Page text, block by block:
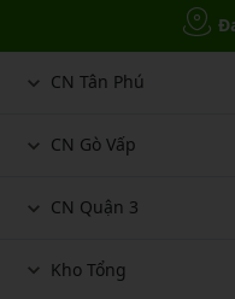
CN Tân Phú
CN Gò Vấp
CN Quận 3
Kho Tổng